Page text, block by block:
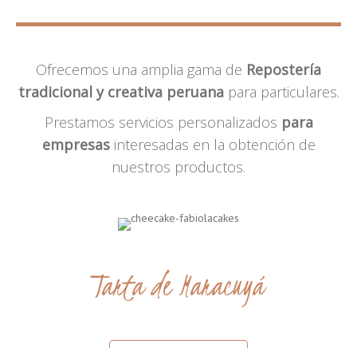
Ofrecemos una amplia gama de Repostería
tradicional y creativa peruanapara particulares.
Prestamos servicios personalizados para
empresasinteresadas en la obtención de
nuestros productos.
Tarta de Maracuyá